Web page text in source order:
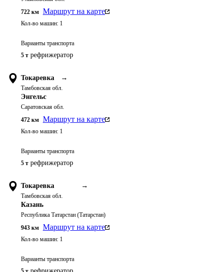
722 км Маршрут на карте
Кол-во машин: 1
Варианты транспорта
5 т рефрижератор
Токаревка →
Тамбовская обл.
Энгельс
Саратовская обл.
472 км Маршрут на карте
Кол-во машин: 1
Варианты транспорта
5 т рефрижератор
Токаревка →
Тамбовская обл.
Казань
Республика Татарстан (Татарстан)
943 км Маршрут на карте
Кол-во машин: 1
Варианты транспорта